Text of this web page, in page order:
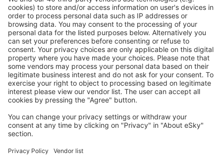
Mo i Rana Rassvoll (MQN)
Molde Aro (MOL)
Mosjoen Airport (MJF)
Oslo
Namsos Airport (OSY)
Hovden Orsta-Volda (HOV)
Oslo